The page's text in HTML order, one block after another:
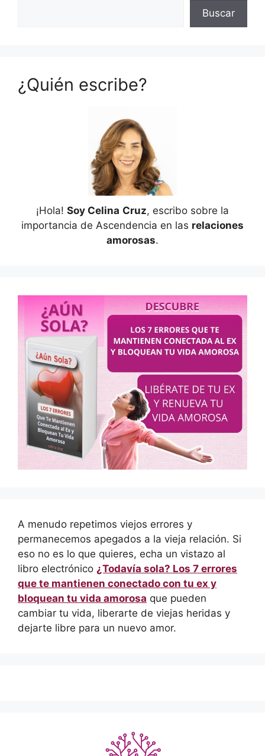
Buscar
¿Quién escribe?
¡Hola! Soy Celina Cruz, escribo sobre la
importancia de Ascendencia en las relaciones
amorosas.
A menudo repetimos viejos errores y
permanecemos apegados a la vieja relación. Si
eso no es lo que quieres, echa un vistazo al
libro electrónico ¿Todavía sola? Los 7 errores
que te mantienen conectado con tu ex y
bloquean tu vida amorosa que pueden
cambiar tu vida, liberarte de viejas heridas y
dejarte libre para un nuevo amor.